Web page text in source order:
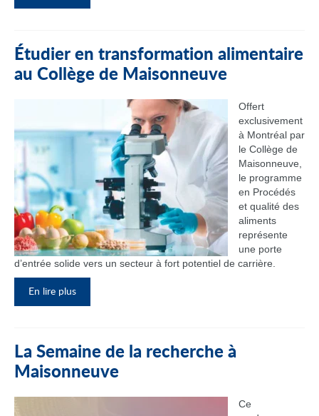
Étudier en transformation alimentaire
au Collège de Maisonneuve
Offert
exclusivement
à Montréal par
le Collège de
Maisonneuve,
le programme
en Procédés
et qualité des
aliments
représente
une porte
d’entrée solide vers un secteur à fort potentiel de carrière.
En lire plus
La Semaine de la recherche à
Maisonneuve
Ce